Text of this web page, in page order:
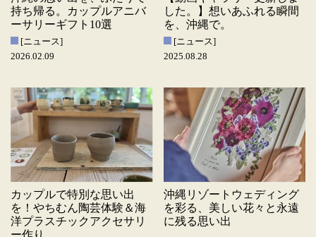
持ち帰る。カップルアニバ
ーサリーギフト10選
[ニュース]
2026.02.09
した。】想いあふれる瞬間
を、沖縄で。
[ニュース]
2025.08.28
カップルで特別な思い出
を！やちむん陶芸体験＆海
洋プラスチックアクセサリ
ー作り
沖縄リゾートウェディング
を彩る、美しい花々と永遠
に残る思い出